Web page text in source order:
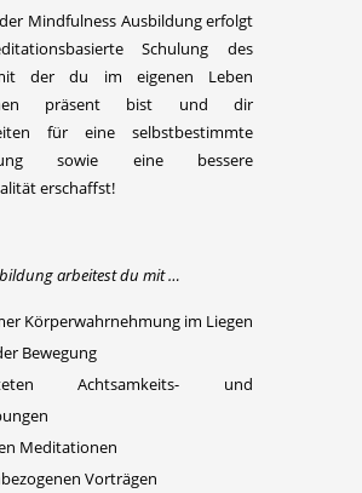
Mindfulness Ausbildung erfolgt
Schulung des
der du im eigenen Leben
präsent bist und dir
für eine selbstbestimmte
sowie eine bessere
erschaffst!
arbeitest du mit …
Körperwahrnehmung im Liegen
Bewegung
Achtsamkeits- und
Meditationen
Vorträgen